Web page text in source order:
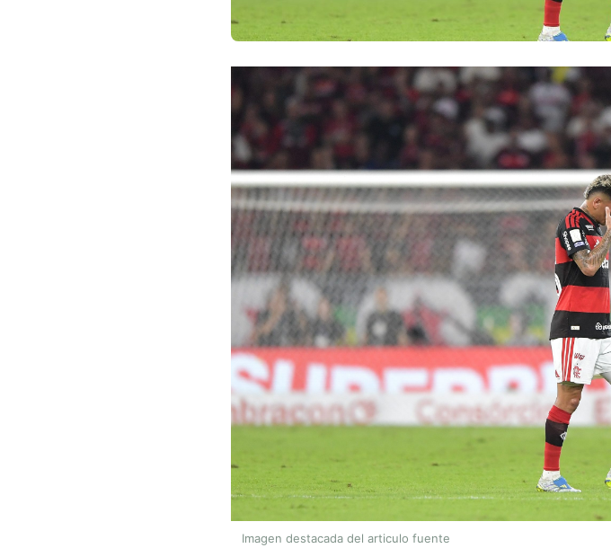
Imagen destacada del articulo fuente